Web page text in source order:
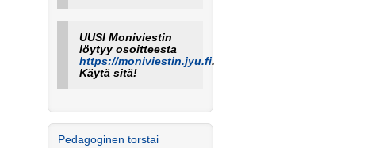
UUSI Moniviestin
löytyy osoitteesta
https://moniviestin.jyu.fi.
Käytä sitä!
Pedagoginen torstai